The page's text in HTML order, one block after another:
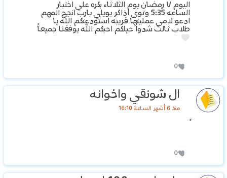
اليوم ٧ رمضان يوم الثلاثاء بكره علي اختبار
الساعه 5:35 وتوي اذاكر يويلي يارب انجح المهم
ادعو لامي عمليتها قريبه استودعتكم الله يا
طلاب ثالث شدوا حيلكم احبكم الله يوفقنا جميعاً
0
ال شونقي واخوانه
منذ 6 أشهر الساعة 16:10
0